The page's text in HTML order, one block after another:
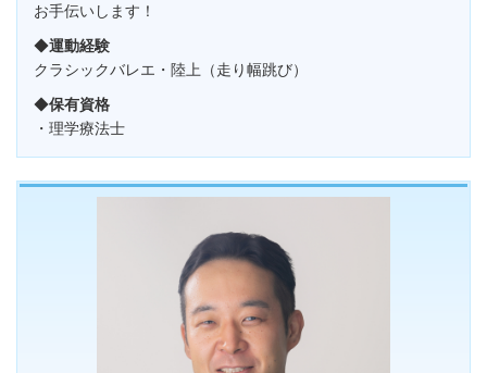
お手伝いします！
◆運動経験
クラシックバレエ・陸上（走り幅跳び）
◆保有資格
・理学療法士